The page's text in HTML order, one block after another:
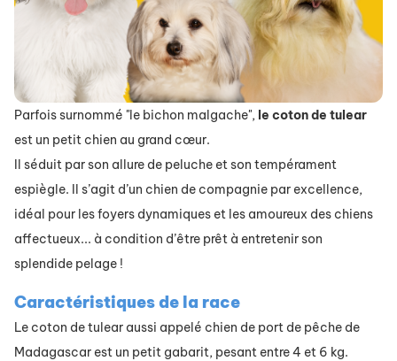
Parfois surnommé "le bichon malgache", le coton de tulear
est un petit chien au grand cœur.
Il séduit par son allure de peluche et son tempérament
espiègle. Il s’agit d’un chien de compagnie par excellence,
idéal pour les foyers dynamiques et les amoureux des chiens
affectueux... à condition d’être prêt à entretenir son
splendide pelage !
Caractéristiques de la race
Le coton de tulear aussi appelé chien de port de pêche de
Madagascar est un petit gabarit, pesant entre 4 et 6 kg.